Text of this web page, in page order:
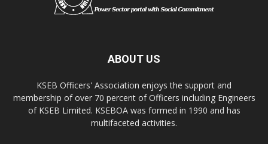
ABOUT US
KSEB Officers' Association enjoys the support and
membership of over 70 percent of Officers including Engineers
of KSEB Limited. KSEBOA was formed in 1990 and has
multifaceted activities.